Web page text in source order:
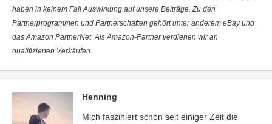
haben in keinem Fall Auswirkung auf unsere Beiträge. Zu den
Partnerprogrammen und Partnerschaften gehört unter anderem eBay und
das Amazon PartnerNet. Als Amazon-Partner verdienen wir an
qualifizierten Verkäufen.
Henning
Mich fasziniert schon seit einiger Zeit die